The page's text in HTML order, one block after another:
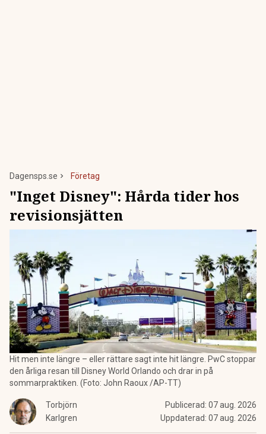
Dagensps.se Företag
"Inget Disney": Hårda tider hos
revisionsjätten
Hit men inte längre – eller rättare sagt inte hit längre. PwC stoppar
den årliga resan till Disney World Orlando och drar in på
sommarpraktiken. (Foto: John Raoux /AP-TT)
Torbjörn
Karlgren
Publicerad: 07 aug. 2026
Uppdaterad: 07 aug. 2026